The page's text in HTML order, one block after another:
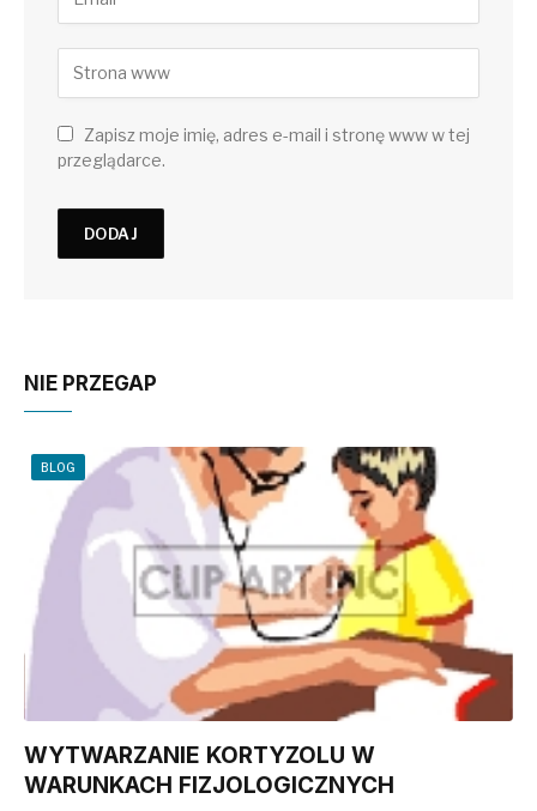
Zapisz moje imię, adres e-mail i stronę www w tej
przeglądarce.
NIE PRZEGAP
BLOG
WYTWARZANIE KORTYZOLU W
WARUNKACH FIZJOLOGICZNYCH